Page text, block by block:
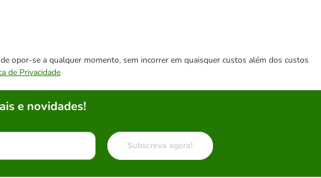
opor-se a qualquer momento, sem incorrer em quaisquer custos além dos custos
de Privacidade
e novidades!
Subscreva agora!